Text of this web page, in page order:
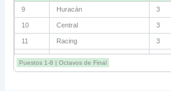
9 Huracán 3
10 Central 3
11 Racing 3
12 Estudiantes RC
13 Sarmiento 3
Puestos 1-8 | Octavos de Final